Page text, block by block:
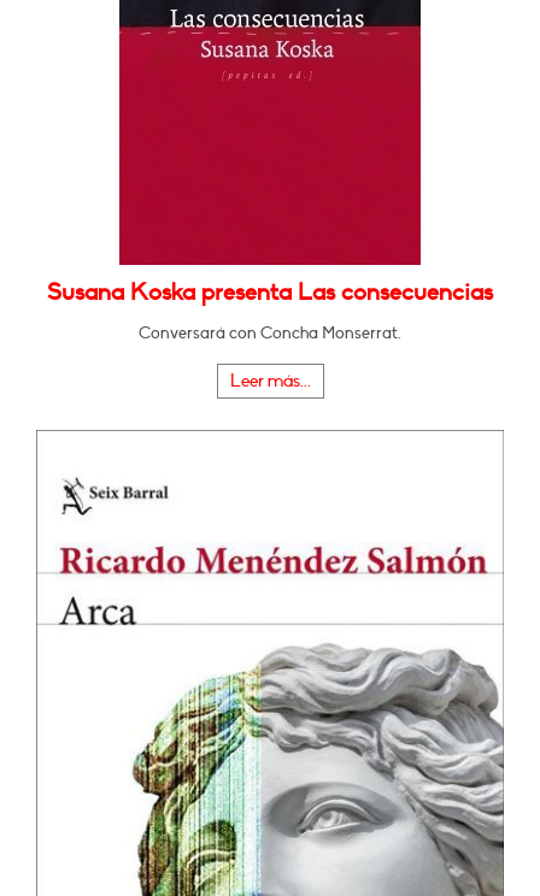
Susana Koska presenta Las consecuencias
Conversará con Concha Monserrat.
Leer más...